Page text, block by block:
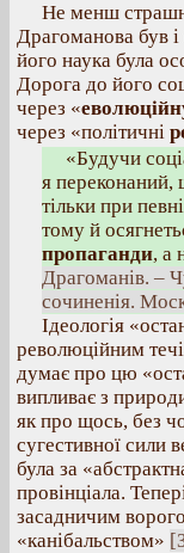
Не менш
Драгоманова був і
його наука була
Дорога до його
через «
через «політичні
«Будучи
я переконаний,
тільки при
тому й
пропаганди, а
Драгоманів. –
сочиненія.
Ідеологія
революційним
думає про цю
випливає з
як про щось, без
сугестивної сили
була за
провінціала.
засадничим
«канібальством»